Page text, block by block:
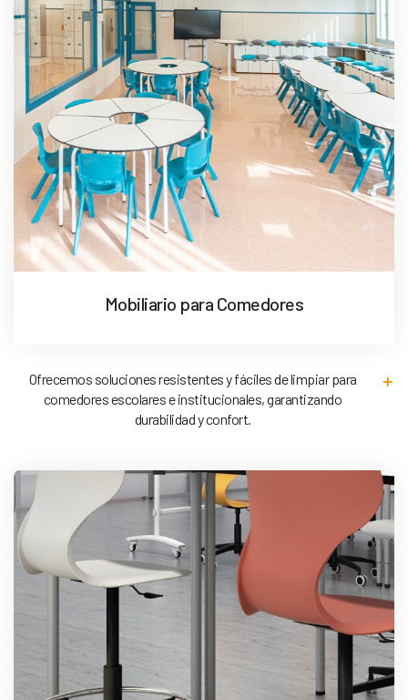
Mobiliario para Comedores
Ofrecemos soluciones resistentes y fáciles de limpiar para
comedores escolares e institucionales, garantizando
durabilidad y confort.